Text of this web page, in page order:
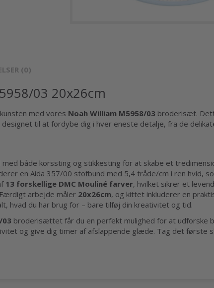
(0)
03 20x26cm
med vores Noah William M5958/03 broderisæt.
til at fordybe dig i hver eneste detalje, fra de
med både korssting og stikkesting for at skabe et
en Aida 357/00 stofbund med 5,4 tråde/cm i ren hvid,
13 forskellige DMC Mouliné farver, hvilket sikrer et
arbejde måler 20x26cm, og kittet inkluderer en
hvad du har brug for – bare tilføj din kreativitet og tid.
03 broderisættet får du en perfekt mulighed for at udforske
og give dig timer af afslappende glæde. Tag det første